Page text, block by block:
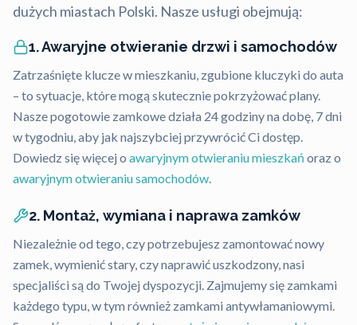
dużych miastach Polski. Nasze usługi obejmują:
1. Awaryjne otwieranie drzwi i samochodów
Zatrzaśnięte klucze w mieszkaniu, zgubione kluczyki do auta
– to sytuacje, które mogą skutecznie pokrzyżować plany.
Nasze pogotowie zamkowe działa 24 godziny na dobę, 7 dni
w tygodniu, aby jak najszybciej przywrócić Ci dostęp.
Dowiedz się więcej o awaryjnym otwieraniu mieszkań oraz o
awaryjnym otwieraniu samochodów
2. Montaż, wymiana i naprawa zamków
Niezależnie od tego, czy potrzebujesz zamontować nowy
zamek, wymienić stary, czy naprawić uszkodzony, nasi
specjaliści są do Twojej dyspozycji. Zajmujemy się zamkami
każdego typu, w tym również zamkami antywłamaniowymi.